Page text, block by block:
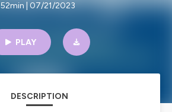
52min | 07/21/2023
PLAY
DESCRIPTION